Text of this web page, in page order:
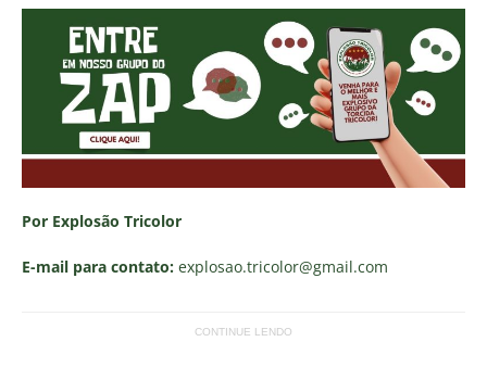
Por Explosão Tricolor
E-mail para contato: explosao.tricolor@gmail.com
CONTINUE LENDO